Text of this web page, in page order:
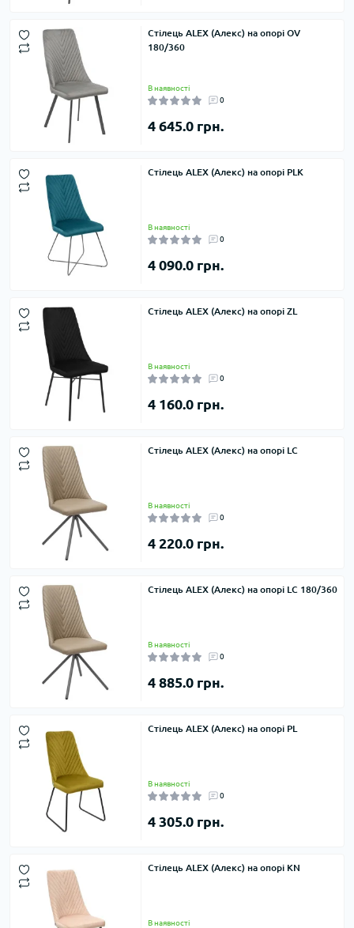
Стілець ALEX (Алекс) на опорі OV
180/360
В наявності
0
4 645.0 грн.
Стілець ALEX (Алекс) на опорі PLK
В наявності
0
4 090.0 грн.
Стілець ALEX (Алекс) на опорі ZL
В наявності
0
4 160.0 грн.
Стілець ALEX (Алекс) на опорі LC
В наявності
0
4 220.0 грн.
Стілець ALEX (Алекс) на опорі LC 180/360
В наявності
0
4 885.0 грн.
Стілець ALEX (Алекс) на опорі PL
В наявності
0
4 305.0 грн.
Стілець ALEX (Алекс) на опорі KN
В наявності